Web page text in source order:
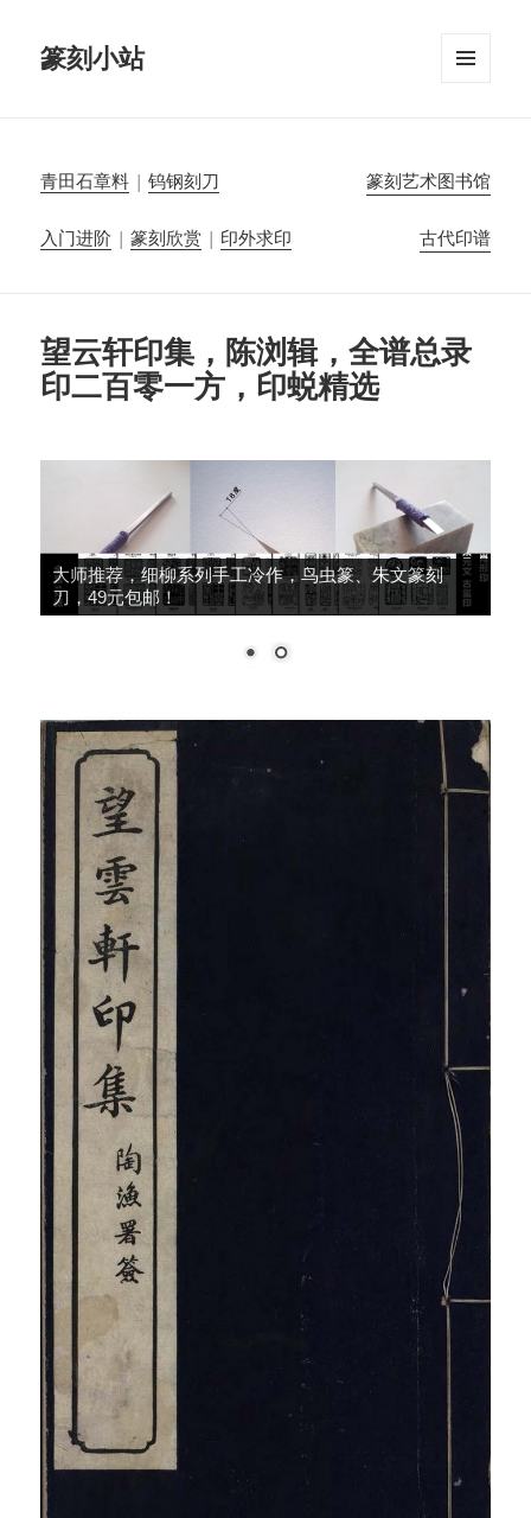
篆刻小站
青田石章料 |钨钢刻刀 篆刻艺术图书馆
入门进阶 |篆刻欣赏 | 印外求印 古代印谱
望云轩印集，陈浏辑，全谱总录
印二百零一方，印蜕精选
篆刻转印贴，刀法练习，兴趣提升，12大张240印面，
39元包邮！